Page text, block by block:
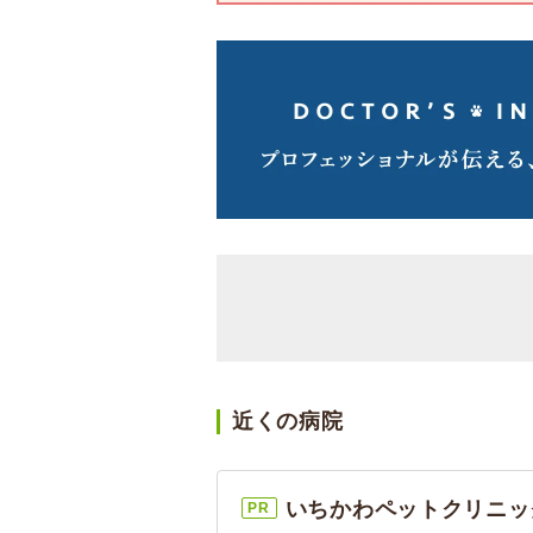
近くの病院
PR いちかわペットクリニ